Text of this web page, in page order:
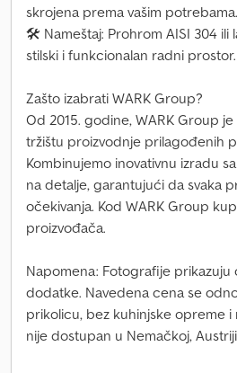
skrojena prema vašim potrebama.
🛠 Nameštaj: Prohrom AISI 304 ili
stilski i funkcionalan radni prostor.
Zašto izabrati WARK Group?
Od 2015. godine, WARK Group
tržištu proizvodnje prilagođenih
Kombinujemo inovativnu izradu
na detalje, garantujući da svaka
očekivanja. Kod WARK Group
proizvođača.
Napomena: Fotografije
dodatke. Navedena cena se
prikolicu, bez kuhinjske opreme i
nije dostupan u Nemačkoj,